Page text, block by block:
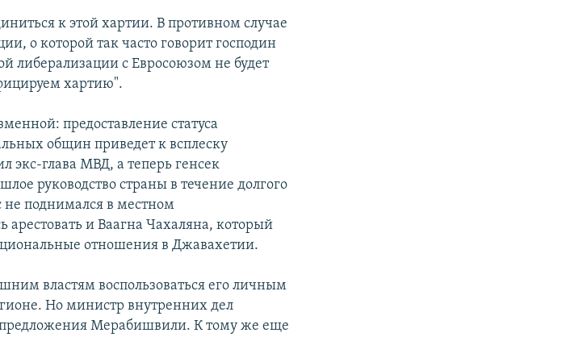
к этой хартии. В противном случае
о которой так часто говорит господин
либерализации с Евросоюзом не будет
хартию".
предоставление статуса
общин приведет к всплеску
экс-глава МВД, а теперь генсек
руководство страны в течение долгого
не поднимался в местном
и Ваагна Чахаляна, который
отношения в Джавахетии.
властям воспользоваться его личным
Но министр внутренних дел
Мерабишвили. К тому же еще